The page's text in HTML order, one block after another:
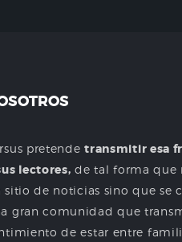
pretendetransmitir esa
lectores, de tal forma que
sitio de noticias sino que se
gran comunidad que
de estar entre